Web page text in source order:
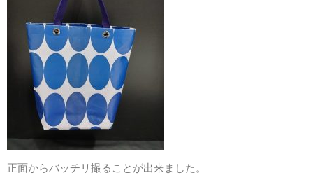
正面からバッチリ撮ることが出来ました。